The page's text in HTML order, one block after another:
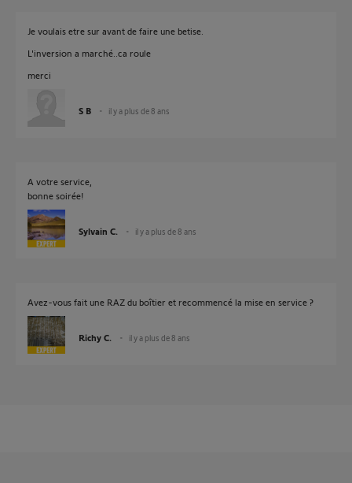
Je voulais etre sur avant de faire une betise.
L'inversion a marché..ca roule
merci
S B il y a plus de 8 ans
A votre service,
bonne soirée!
Sylvain C. il y a plus de 8 ans
Avez-vous fait une RAZ du boîtier et recommencé la mise en service ?
Richy C. il y a plus de 8 ans